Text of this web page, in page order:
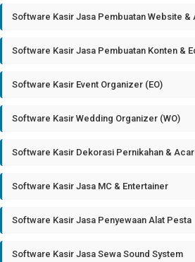
Software Kasir Jasa Pembuatan Website &
Software Kasir Jasa Pembuatan Konten &
Software Kasir Event Organizer (EO)
Software Kasir Wedding Organizer (WO)
Software Kasir Dekorasi Pernikahan &
Software Kasir Jasa MC & Entertainer
Software Kasir Jasa Penyewaan Alat Pesta
Software Kasir Jasa Sewa Sound System